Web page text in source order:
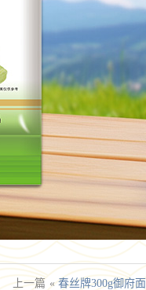
上一篇 « 春丝牌300g御府面